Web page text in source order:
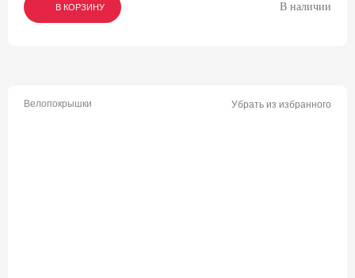
В КОРЗИНУ
В КОРЗИНУ
В КОРЗИНУ В наличии
Велопокрышки Убрать из избранного